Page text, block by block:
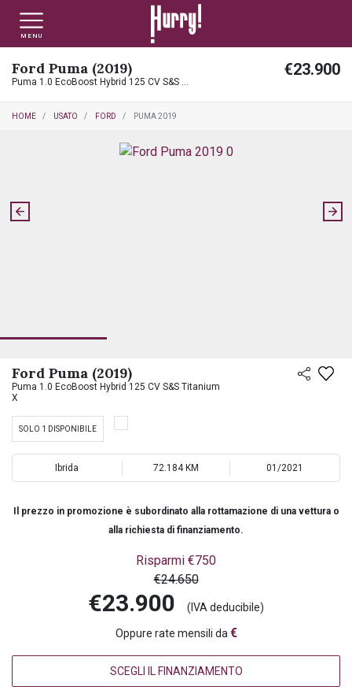
MENU
Ford Puma (2019)
Puma 1.0 EcoBoost Hybrid 125 CV S&S Titanium X
€23.900
HOME USATO FORD PUMA 2019
Ford Puma (2019)
Puma 1.0 EcoBoost Hybrid 125 CV S&S Titanium
X
SOLO 1 DISPONIBILE
Ibrida 72.184 KM 01/2021
Il prezzo in promozione è subordinato alla rottamazione di una vettura o
alla richiesta di finanziamento.
Risparmi €750
€24.650
€23.900 (IVA deducibile)
Oppure rate mensili da €
SCEGLI IL FINANZIAMENTO
NLT PRIVATI
NLT USATO PRIVATI
NLT NUOVO